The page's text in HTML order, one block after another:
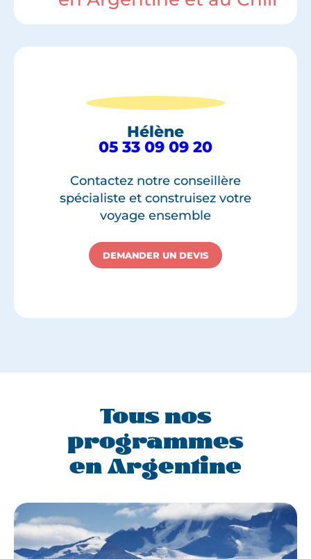
Hélène
05 33 09 09 20
Contactez notre conseillère
spécialiste et construisez votre
voyage ensemble
DEMANDER UN DEVIS
Tous nos
programmes
en Argentine